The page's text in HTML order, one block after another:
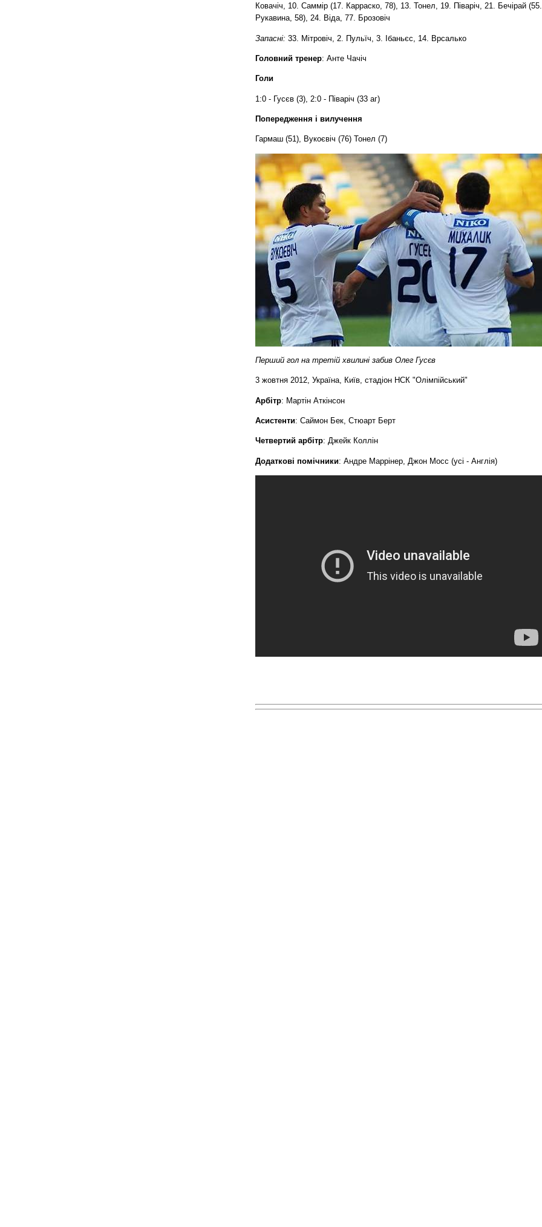
Ковачіч, 10. Саммір (17. Карраско, 78), 13. Тонел, 19. Піваріч, 21. Бечірай (55.
Рукавина, 58), 24. Віда, 77. Брозовіч
Запасні: 33. Мітровіч, 2. Пульїч, 3. Ібаньєс, 14. Врсалько
Головний тренер: Анте Чачіч
Голи
1:0 - Гусєв (3), 2:0 - Піваріч (33 аг)
Попередження і вилучення
Гармаш (51), Вукоєвіч (76) Тонел (7)
Перший гол на третій хвилині забив Олег Гусєв
3 жовтня 2012, Україна, Київ, стадіон НСК "Олімпійський"
Арбітр: Мартін Аткінсон
Асистенти: Саймон Бек, Стюарт Берт
Четвертий арбітр: Джейк Коллін
Додаткові помічники: Андре Маррінер, Джон Мосс (усі - Англія)